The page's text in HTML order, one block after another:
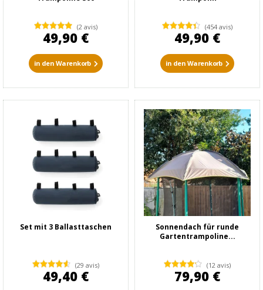
(2 avis)
49,90 €
in den Warenkorb
(454 avis)
49,90 €
in den Warenkorb
Set mit 3 Ballasttaschen
(29 avis)
49,40 €
Sonnendach für runde
Gartentrampoline...
(12 avis)
79,90 €